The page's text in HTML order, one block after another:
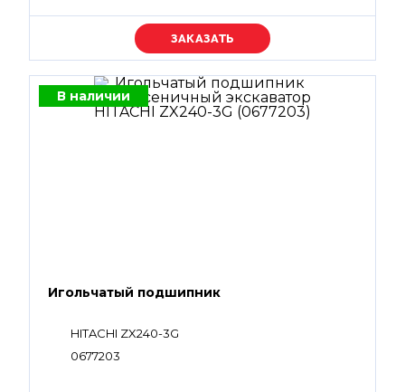
Уточняйте цену
В наличии
Игольчатый подшипник
HITACHI ZX240-3G
0677203